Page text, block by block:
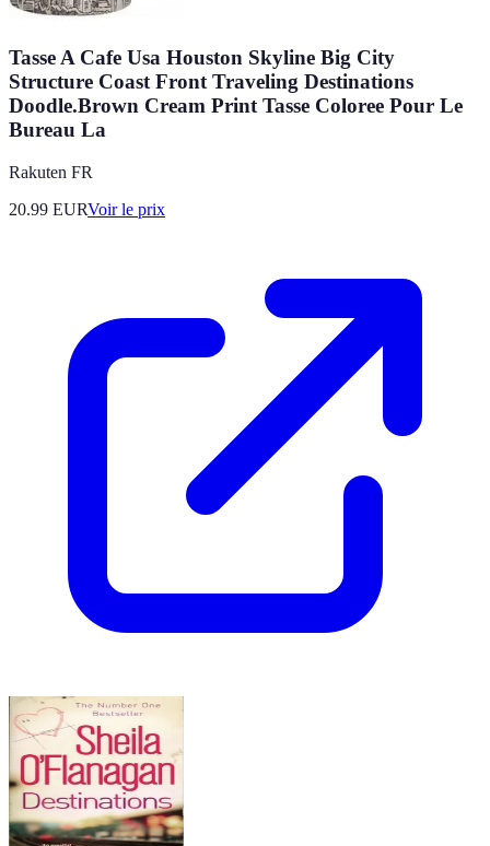
Tasse A Cafe Usa Houston Skyline Big City
Structure Coast Front Traveling Destinations
Doodle.Brown Cream Print Tasse Coloree Pour Le
Bureau La
Rakuten FR
20.99 EURVoir le prix